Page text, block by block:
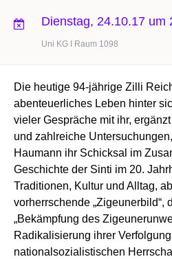
Dienstag, 24.10.17 um
Uni KG I Raum 1098
Die heutige 94-jährige Zilli
abenteuerliches Leben hinter
vieler Gespräche mit ihr,
und zahlreiche
Haumann ihr Schicksal im
Geschichte der Sinti im 20.
Traditionen, Kultur und Alltag,
vorherrschende „Zigeunerbild“,
„Bekämpfung des
Radikalisierung ihrer
nationalsozialistischen